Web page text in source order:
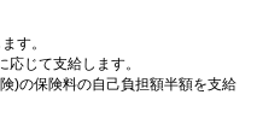
す。
じて支給します。
の保険料の自己負担額半額を支給